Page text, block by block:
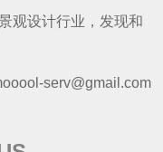
观设计行业，发现和
serv@gmail.com